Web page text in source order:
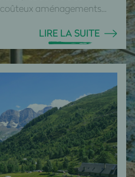
aménagements...
LIRE LA SUITE